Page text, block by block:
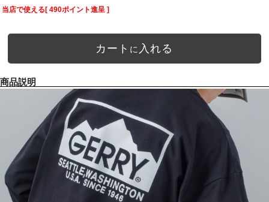
当店で使える[ 490ポイント進呈 ]
カート に 入れる
商品説明